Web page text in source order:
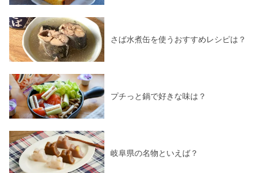
さば水煮缶を使うおすすめレシピは？
プチっと鍋で好きな味は？
岐阜県の名物といえば？